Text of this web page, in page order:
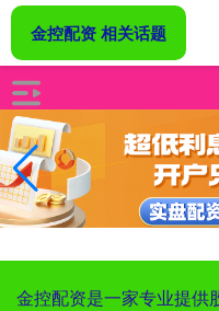
金控配资是一家专业提供
金控配资 相关话题